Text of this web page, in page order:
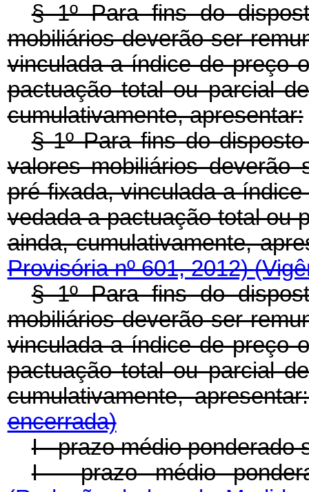
§ 1º Para fins do
mobiliários deverão ser
vinculada a índice de preço
pactuação total ou parcial
cumulativamente, apresentar:
§ 1º Para fins do
valores mobiliários
pré-fixada, vinculada a
vedada a pactuação total ou
ainda, cumulativamente,
Provisória nº 601, 2012)
§ 1º Para fins do
mobiliários deverão ser
vinculada a índice de preço
pactuação total ou parcial
cumulativamente,
encerrada)
I - prazo médio ponderado
I - prazo médio